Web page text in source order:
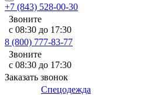
+7 (843) 528-00-30
Звоните
с 08:30 до 17:30
8 (800) 777-83-77
Звоните
с 08:30 до 17:30
Заказать звонок
Спецодежда